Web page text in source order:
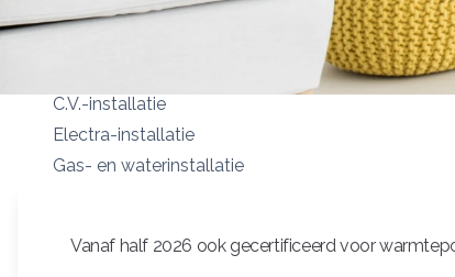
Vanaf half 2026 ook gecertificeerd voor
Wij zijn premium dealer van Nefit en erkend
C.V.-installatie
Electra-installatie
Gas- en waterinstallatie